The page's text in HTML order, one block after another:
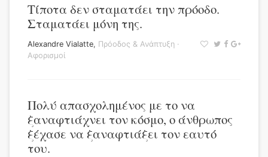
Τίποτα δεν σταματάει την πρόοδο.
Σταματάει μόνη της.
Alexandre Vialatte, Πρόοδος & Ανάπτυξη ·
Αφορισμοί
Πολύ απασχολημένος με το να
ξαναφτιάχνει τον κόσμο, ο άνθρωπος
ξέχασε να ξαναφτιάξει τον εαυτό
του.